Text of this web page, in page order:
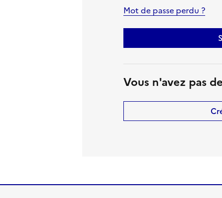
Mot de passe perdu ?
Vous n'avez pas